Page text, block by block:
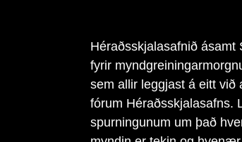
Héraðsskjalasafnið ásamt
fyrir
sem allir leggjast á eitt við
fórum Héraðsskjalasafns.
spurningunum um það